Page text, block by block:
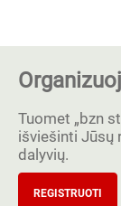
Tuomet „bzn
išviešinti Jūsų
dalyvių.
REGISTRUOTI